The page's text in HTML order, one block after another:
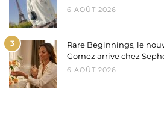
6 AOÛT 2026
3
Rare Beginnings, le
Gomez arrive chez
6 AOÛT 2026